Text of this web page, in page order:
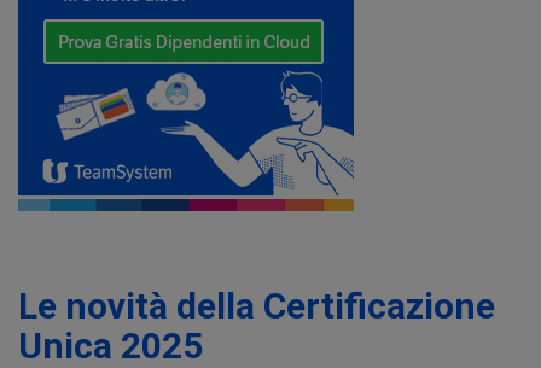
Le novità della Certificazione
Unica 2025